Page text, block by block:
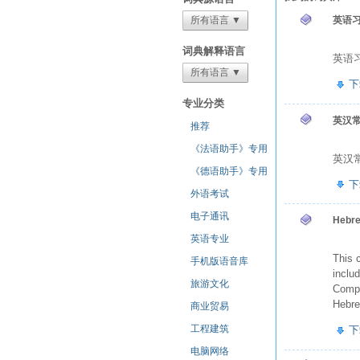
所有语言 ▼
词典解释语言
所有语言 ▼
专业分类
推荐
《法语助手》专用
《德语助手》专用
外语考试
电子通讯
英语专业
手机版语音库
旅游文化
商业贸易
工程建筑
电脑网络
英语
英语
英汉
英汉
This